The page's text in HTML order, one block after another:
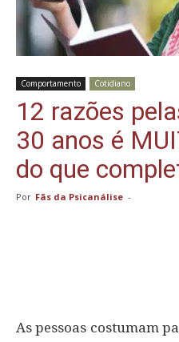
Comportamento Cotidiano
12 razões
30 anos é
do que
Por Fãs da Psicanálise -
As pessoas costumam